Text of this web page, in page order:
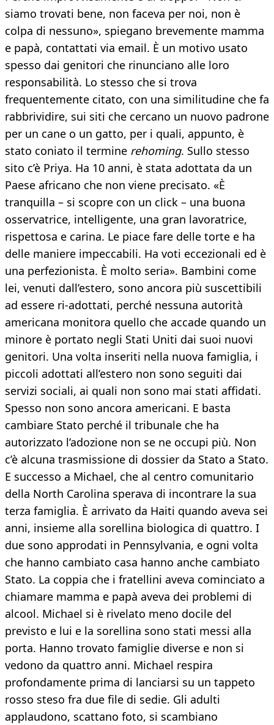
siamo trovati bene, non faceva per noi, non è
colpa di nessuno», spiegano brevemente mamma
e papà, contattati via email. È un motivo usato
spesso dai genitori che rinunciano alle loro
responsabilità. Lo stesso che si trova
frequentemente citato, con una similitudine che fa
rabbrividire, sui siti che cercano un nuovo padrone
per un cane o un gatto, per i quali, appunto, è
stato coniato il termine rehoming. Sullo stesso
sito c’è Priya. Ha 10 anni, è stata adottata da un
Paese africano che non viene precisato. «È
tranquilla – si scopre con un click – una buona
osservatrice, intelligente, una gran lavoratrice,
rispettosa e carina. Le piace fare delle torte e ha
delle maniere impeccabili. Ha voti eccezionali ed è
una perfezionista. È molto seria». Bambini come
lei, venuti dall’estero, sono ancora più suscettibili
ad essere ri-adottati, perché nessuna autorità
americana monitora quello che accade quando un
minore è portato negli Stati Uniti dai suoi nuovi
genitori. Una volta inseriti nella nuova famiglia, i
piccoli adottati all’estero non sono seguiti dai
servizi sociali, ai quali non sono mai stati affidati.
Spesso non sono ancora americani. E basta
cambiare Stato perché il tribunale che ha
autorizzato l’adozione non se ne occupi più. Non
c’è alcuna trasmissione di dossier da Stato a Stato.
E successo a Michael, che al centro comunitario
della North Carolina sperava di incontrare la sua
terza famiglia. È arrivato da Haiti quando aveva sei
anni, insieme alla sorellina biologica di quattro. I
due sono approdati in Pennsylvania, e ogni volta
che hanno cambiato casa hanno anche cambiato
Stato. La coppia che i fratellini aveva cominciato a
chiamare mamma e papà aveva dei problemi di
alcool. Michael si è rivelato meno docile del
previsto e lui e la sorellina sono stati messi alla
porta. Hanno trovato famiglie diverse e non si
vedono da quattro anni. Michael respira
profondamente prima di lanciarsi su un tappeto
rosso steso fra due file di sedie. Gli adulti
applaudono, scattano foto, si scambiano